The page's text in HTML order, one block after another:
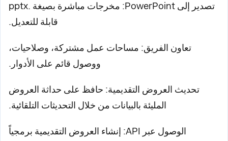
تصدير إلى PowerPoint: مخرجات مباشرة بصيغة .pptx
قابلة للتعديل.
تعاون الفريق: مساحات عمل مشتركة، وصلاحيات،
ووصول قائم على الأدوار.
تحديث العروض التقديمية: حافظ على حداثة العروض
المليئة بالبيانات من خلال التحديثات التلقائية.
الوصول عبر API: إنشاء العروض التقديمية برمجياً